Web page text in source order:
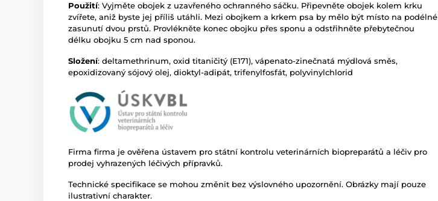
Použití: Vyjměte obojek z uzavřeného ochranného sáčku. Připevněte obojek kolem krku
zvířete, aniž byste jej příliš utáhli. Mezi obojkem a krkem psa by mělo být místo na podélné
zasunutí dvou prstů. Provlékněte konec obojku přes sponu a odstřihněte přebytečnou
délku obojku 5 cm nad sponou.
Složení: deltamethrinum, oxid titaničitý (E171), vápenato-zinečnatá mýdlová směs,
epoxidizovaný sójový olej, dioktyl-adipát, trifenylfosfát, polyvinylchlorid
Firma firma je ověřena ústavem pro státní kontrolu veterinárních biopreparátů a léčiv pro
prodej vyhrazených léčivých přípravků.
Technické specifikace se mohou změnit bez výslovného upozornění. Obrázky mají pouze
ilustrativní charakter.